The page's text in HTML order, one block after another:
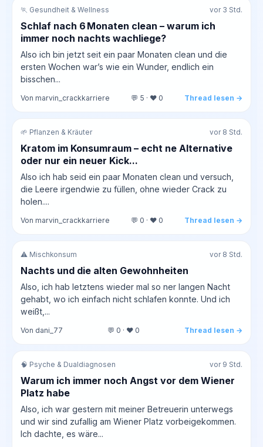
🏃 Gesundheit & Wellness vor 3 Std.
Schlaf nach 6 Monaten clean – warum ich
immer noch nachts wachliege?
Also ich bin jetzt seit ein paar Monaten clean und die
ersten Wochen war’s wie ein Wunder, endlich ein
bisschen...
Von marvin_crackkarriere 💬 5 · ❤️ 0 Thread lesen →
🌱 Pflanzen & Kräuter vor 8 Std.
Kratom im Konsumraum – echt ne Alternative
oder nur ein neuer Kick...
Also ich hab seid ein paar Monaten clean und versuch,
die Leere irgendwie zu füllen, ohne wieder Crack zu
holen....
Von marvin_crackkarriere 💬 0 · ❤️ 0 Thread lesen →
⚠️ Mischkonsum vor 8 Std.
Nachts und die alten Gewohnheiten
Also, ich hab letztens wieder mal so ner langen Nacht
gehabt, wo ich einfach nicht schlafen konnte. Und ich
weißt,...
Von dani_77 💬 0 · ❤️ 0 Thread lesen →
🧠 Psyche & Dualdiagnosen vor 9 Std.
Warum ich immer noch Angst vor dem Wiener
Platz habe
Also, ich war gestern mit meiner Betreuerin unterwegs
und wir sind zufallig am Wiener Platz vorbeigekommen.
Ich dachte, es wäre...